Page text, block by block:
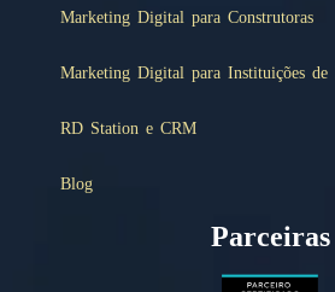
Marketing Digital para Construtoras
Marketing Digital para Instituições de
RD Station e CRM
Blog
Parceiras